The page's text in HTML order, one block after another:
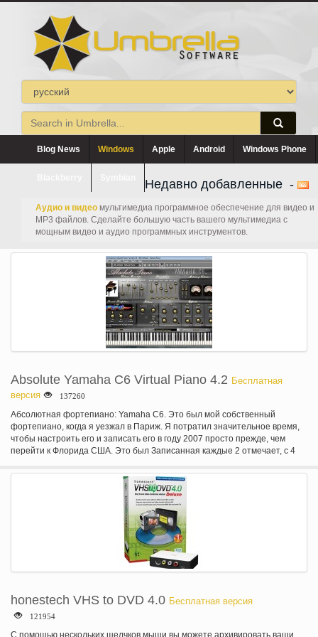
Blog News Windows Apple Android Windows Phone
Недавно добавленные -
Аудио и видео мультимедиа программное обеспечение для видео и
MP3 файлов. Сделайте большую часть вашего мультимедиа с
мощным видео и аудио программных инструментов.
Absolute Yamaha C6 Virtual Piano 4.2 Бесплатная
версия
137260
Абсолютная фортепиано: Yamaha C6. Это был мой собственный
фортепиано, когда я уезжал в Париж. Я потратил значительное время,
чтобы настроить его и записать его в году 2007 просто прежде, чем
перейти к Флорида США. Это был Записанная каждые 2 отмечает, с 4
более плавного перехода между каждым слоем скорости. Мне нравится
общий звук это фортепиано доставить. Самые высококлассные дорогие
рояли имеют большой звук, но весьма Специальный и отличается от
пианино людей использует часто. Для меня этот звук является
реальный звук фортепиано, пианино, я узнал ключевые особенности
пианино Yamaha C6. На основе очень оптимизированное высокое
качество звука банка и его фантастические звуки. Творчество:
особенности абсолютной фортепиано, Звуковая скульптура фильтр
специально для него, что на самом деле 3 полосы мощных стеллажи
создать теплое или старые пианино, рэгтайм или классическое
звучание. Эффекты: в каждый плагин у вас есть набор эффектов, но,
абсолютный фортепиано имеет специфические, только для этого
пианино. Ревербератор теплое, очень мощный и не будет добавлять
honestech VHS to DVD 4.0 Бесплатная версия
121954
С помощью нескольких щелчков мыши вы можете архивировать ваши